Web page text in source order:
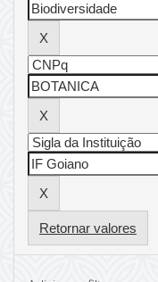
Retornar valores